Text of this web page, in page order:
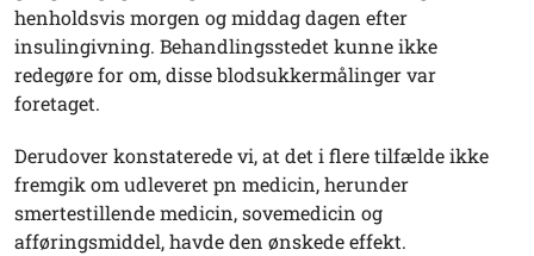
henholdsvis morgen og middag dagen efter
insulingivning. Behandlingsstedet kunne ikke
redegøre for om, disse blodsukkermålinger var
foretaget.
Derudover konstaterede vi, at det i flere tilfælde ikke
fremgik om udleveret pn medicin, herunder
smertestillende medicin, sovemedicin og
afføringsmiddel, havde den ønskede effekt.